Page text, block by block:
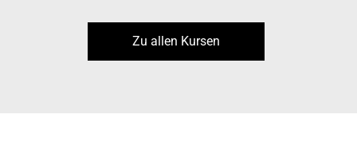
Zu allen Kursen